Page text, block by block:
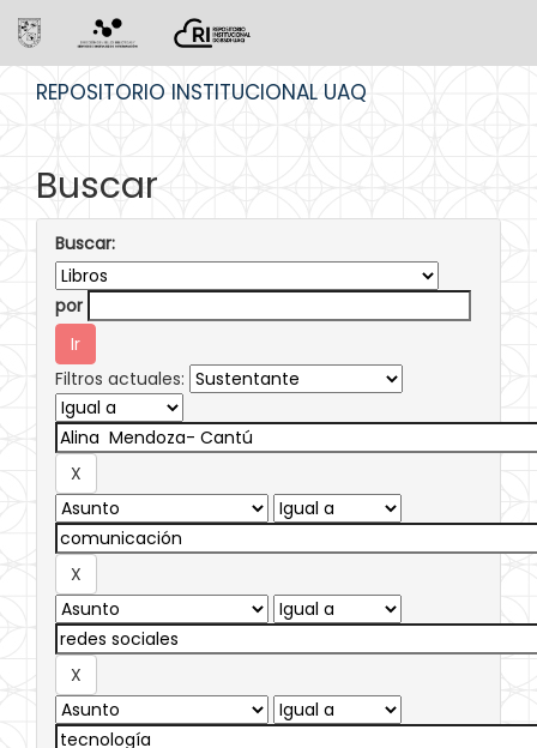
REPOSITORIO INSTITUCIONAL UAQ
Buscar
Buscar:
por
Filtros actuales: